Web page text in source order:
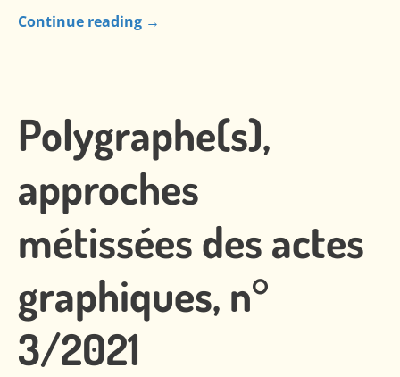
Continue reading →
Polygraphe(s),
approches
métissées des actes
graphiques, n°
3/2021